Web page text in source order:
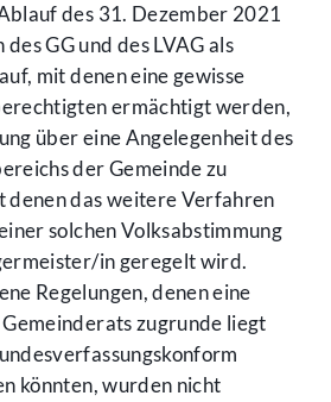
des 31. Dezember 2021
GG und des LVAG als
mit denen eine gewisse
ermächtigt werden,
über eine Angelegenheit des
der Gemeinde zu
denen das weitere Verfahren
solchen Volksabstimmung
in geregelt wird.
Regelungen, denen eine
zugrunde liegt
könnten, wurden nicht